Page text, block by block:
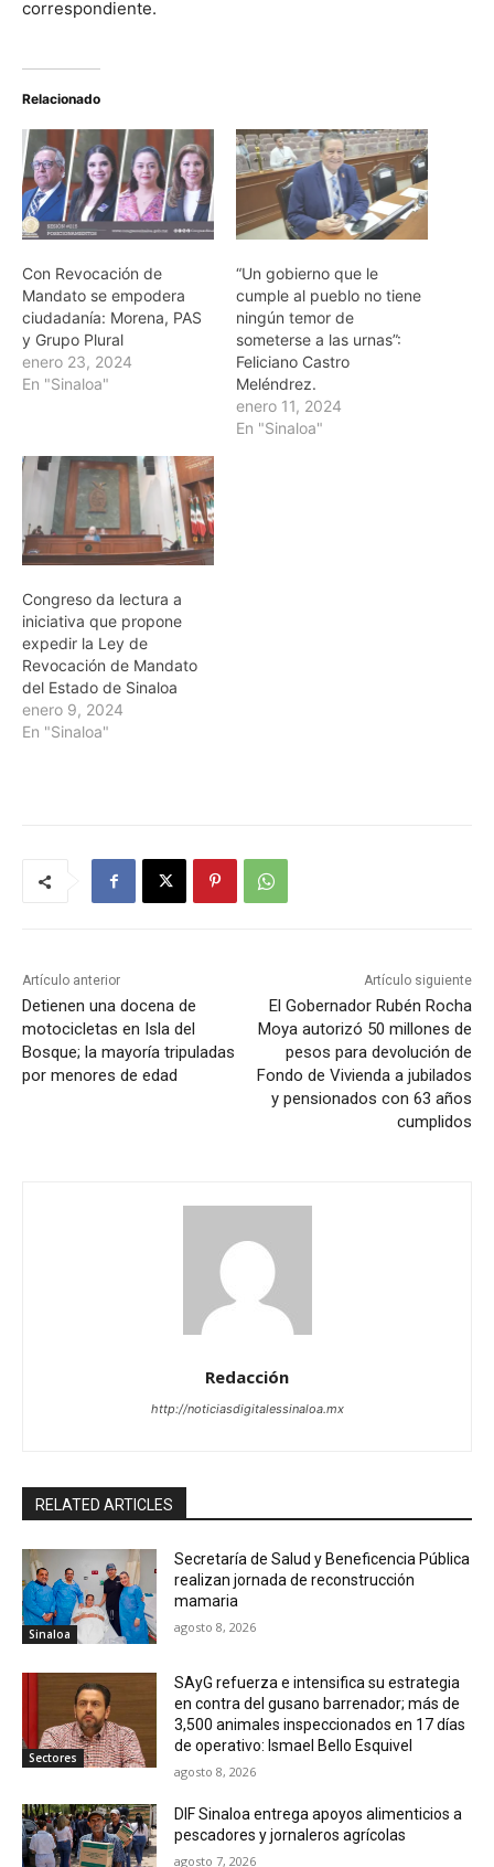
correspondiente.
Relacionado
Con Revocación de
Mandato se empodera
ciudadanía: Morena, PAS
y Grupo Plural
enero 23, 2024
En "Sinaloa"
“Un gobierno que le
cumple al pueblo no tiene
ningún temor de
someterse a las urnas”:
Feliciano Castro
Meléndrez.
enero 11, 2024
En "Sinaloa"
Congreso da lectura a
iniciativa que propone
expedir la Ley de
Revocación de Mandato
del Estado de Sinaloa
enero 9, 2024
En "Sinaloa"
Artículo anterior
Detienen una docena de
motocicletas en Isla del
Bosque; la mayoría tripuladas
por menores de edad
Artículo siguiente
El Gobernador Rubén Rocha
Moya autorizó 50 millones de
pesos para devolución de
Fondo de Vivienda a jubilados
y pensionados con 63 años
cumplidos
Redacción
http://noticiasdigitalessinaloa.mx
RELATED ARTICLES
Sinaloa
Secretaría de Salud y Beneficencia Pública
realizan jornada de reconstrucción
mamaria
agosto 8, 2026
Sectores
SAyG refuerza e intensifica su estrategia
en contra del gusano barrenador; más de
3,500 animales inspeccionados en 17 días
de operativo: Ismael Bello Esquivel
agosto 8, 2026
DIF Sinaloa entrega apoyos alimenticios a
pescadores y jornaleros agrícolas
agosto 7, 2026